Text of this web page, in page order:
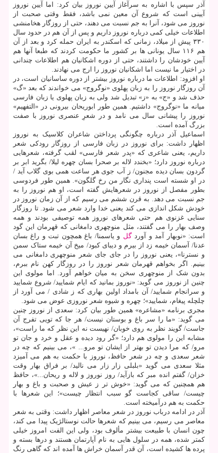
آذر سپس با اشاره به سرآغاز آیین نوروز بیان کرد: اما آیین نوروز
آیینی است که شروع آن معین نمی باشد، فقط وقتی صحبت از
نوروز می شود، آنرا به جم نسبت می دهند، حتی از روزگار هخامنشی
اطلاعات خیلی کمی درباره نوروز داریم و پس از آن هم در حدود سال
۳۳۰ پیش از میلاد، زمانی که اسکندر به ایران حمله کرد و بعد از آن
هم ۱۱۶ سال یونانی ها بر کشور ما حکومت کردند که طبعا آنها هم
آیین خودشان را داشتند، حتی از دوره اشکانیان هم اطلاعات چندانی
در اختیار ما نیست اما اشکانیان نوروز را ارج می نهادند.
او افزود: اطلاعات ما درباره نوروز بیشتر از دوره ساسانیان است، در
آن روزگار نوروز را به زبان پهلوی «نوگروج» می خواندند که بعد «گ»
حذف شد و «ج» به «ز» تبدیل شد ولی به زبان پهلوی یا زبان فارسی
میانه ما «نوگروج» داشتیم. همین طور ابوریحان بیرونی در «التفهیم»
نوروز را پیشانی سال می نامد و در شعرِ عنصری نوروز با صفت
بزرگ آمده است.
اسماعیل آذر درباره چگونگی پرداختن شاعران کلاسیک به نوروز
اظهار داشت: برای نوروز در زبان فارسی از روزگار رودکی شعر
داریم، یعنی شاعری که «پدر شعر فارسی» لقب گرفته، شعرهایی
درباره نوروز دارد؛ «بخندد لاله بر صحرا بسان چهره لیلا/ بگرید ابر بر
گردون بسان دیده مجنون/ ز آب جوی هر ساعت همی بوی گلاب آید /
در او شسته است پنداری نگار من رخ گلگون». همین طور فردوسی
بطور مفصل از نوروز در شعرهایش گفته است، او هم نوروز را به
جم نسبت می دهد. به قرن ششم می رسیم که از آن زمان نوروز در
خودش شکل اندازی می کند یعنی خدا وارد شعر می شود. تا روزگار
سنایی غزنوی هم حتی شعرهای نوروز همه توصیفی بودند و همه
وصف بهار را می گفتند، مثل منوچهری دامغانی که قهرمان این گود
است: «نوبهار آمد و آوردگل و یاسمنا/ باغ همچون تبت و راغ بسان
عدنا/ آسمان خیمه زد از بیرم و دیبای کبود/ میخ آن خیمه ستاک سمن
و نسترنا»، یعنی نوروز را در جای جای شعر منوچهری دامغانی می
بینیم. اگر بخواهم قهرمان شعر نوروز را در روزگار کهن نام ببرم،
بدون شک از منوچهری سخن به میان خواهم آورد. اما مولوی این
چنین از نوروز می گوید: «نوروز بمانید که ایام شمایید/ شروع شمایید
و سرانجام شمایید/ آن بامداد اولین بهاری که ز شادی / می آورد از
چلچله پیغام، شمایید»؛ چهره و شیوه شعر نوروزی عوض می شود.
مجری برنامه «مشاعره» همین طور بیان کرد: سعدی از نوروز چنین
می گوید: «ما را سر باغ و بوستان نیست/ هر جا که تویی تفرج آن
جاست/ گویند نظر به روی خوبان/ نهیست نه این نظر که ما راست»،
مشابه این را مولوی هم دارد؛ «گر رود دیده و عقل و خرد و جان تو
مرو/ که مرا دیدن تو بهتر از ایشان تو مرو... »، می بینیم که چه در
شعر سعدی و چه در شعر حافظ، نوروز با حکمت به هم می آمیزد
مثلا سعدی می گوید «بلبلی زار زار می نالید/ بر فراق بهار وقت
خزان/ گفتم انده مبر که بازآید/ روز نوروز و لاله و ریحان...»، حافظ
هم همچنین که می گوید: «خوش تر ز عیش و صحبت و باغ و بهار
چیست/ ساقی کجاست گو سبب انتظار چیست»؛ این شعرها با
حکمت به هم درآمیخته است.
آذر در ادامه درباب نوروز در شعر معاصر اظهار داشت: وقتی به شعر
معاصر می رسیم، می بینیم که شعرها حالت نوستالژیک پیدا می کند،
چون انسان با طبیعت بیشتر مألوف بود، ولی این الفت امروز خیلی
کمتر شده، همه در سلول هایی به نام آپارتمان هستند و درها بسته و
پرده ها کشیده است، آن قدر آسمان خراش ها آمده اند که گاهی رنگ